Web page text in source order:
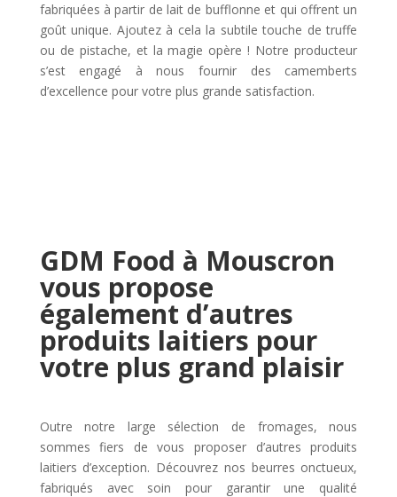
fabriquées à partir de lait de bufflonne et qui offrent un
goût unique. Ajoutez à cela la subtile touche de truffe
ou de pistache, et la magie opère ! Notre producteur
s’est engagé à nous fournir des camemberts
d’excellence pour votre plus grande satisfaction.
GDM Food à Mouscron
vous propose
également d’autres
produits laitiers pour
votre plus grand plaisir
Outre notre large sélection de fromages, nous
sommes fiers de vous proposer d’autres produits
laitiers d’exception. Découvrez nos beurres onctueux,
fabriqués avec soin pour garantir une qualité